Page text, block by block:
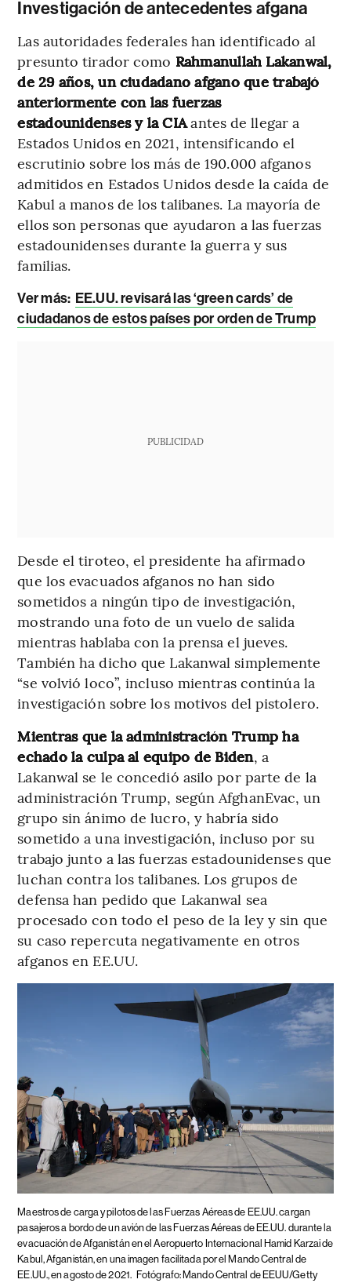
Investigación de antecedentes afgana
Las autoridades federales han identificado al
presunto tirador como Rahmanullah Lakanwal,
de 29 años, un ciudadano afgano que trabajó
anteriormente con las fuerzas
estadounidenses y la CIAantes de llegar a
Estados Unidos en 2021, intensificando el
escrutinio sobre los más de 190.000 afganos
admitidos en Estados Unidos desde la caída de
Kabul a manos de los talibanes. La mayoría de
ellos son personas que ayudaron a las fuerzas
estadounidenses durante la guerra y sus
familias.
Ver más: EE.UU. revisará las ‘green cards’ de
ciudadanos de estos países por orden de Trump
PUBLICIDAD
Desde el tiroteo, el presidente ha afirmado
que los evacuados afganos no han sido
sometidos a ningún tipo de investigación,
mostrando una foto de un vuelo de salida
mientras hablaba con la prensa el jueves.
También ha dicho que Lakanwal simplemente
“se volvió loco”, incluso mientras continúa la
investigación sobre los motivos del pistolero.
Mientras que la administración Trump ha
echado la culpa al equipo de Biden, a
Lakanwal se le concedió asilo por parte de la
administración Trump, según AfghanEvac, un
grupo sin ánimo de lucro, y habría sido
sometido a una investigación, incluso por su
trabajo junto a las fuerzas estadounidenses que
luchan contra los talibanes. Los grupos de
defensa han pedido que Lakanwal sea
procesado con todo el peso de la ley y sin que
su caso repercuta negativamente en otros
afganos en EE.UU.
Maestros de carga y pilotos de las Fuerzas Aéreas de EE.UU. cargan
pasajeros a bordo de un avión de las Fuerzas Aéreas de EE.UU. durante la
evacuación de Afganistán en el Aeropuerto Internacional Hamid Karzai de
Kabul, Afganistán, en una imagen facilitada por el Mando Central de
EE.UU., en agosto de 2021. Fotógrafo: Mando Central de EEUU/Getty